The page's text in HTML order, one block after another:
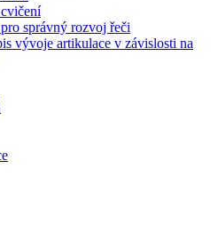
správný rozvoj řeči
vývoje artikulace v závislosti na